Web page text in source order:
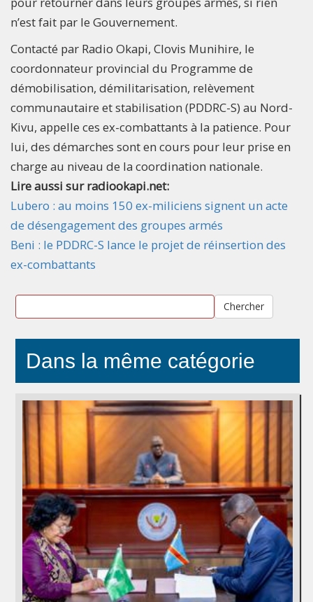
n’est fait par le Gouvernement.
Contacté par Radio Okapi, Clovis Munihire, le
coordonnateur provincial du Programme de
démobilisation, démilitarisation, relèvement
communautaire et stabilisation (PDDRC-S) au Nord-
Kivu, appelle ces ex-combattants à la patience. Pour
lui, des démarches sont en cours pour leur prise en
charge au niveau de la coordination nationale.
Lire aussi sur radiookapi.net:
Lubero : au moins 150 ex-miliciens signent un acte
de désengagement des groupes armés
Beni : le PDDRC-S lance le projet de réinsertion des
ex-combattants
Chercher
Dans la même catégorie